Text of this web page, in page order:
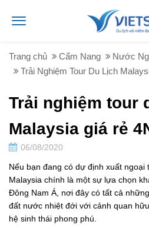
Trang chủ Cẩm Nang Nước
Trải Nghiệm Tour Du Lịch
Trải nghiệm tour
Malaysia giá rẻ
06/08/2020
Nếu bạn đang có dự định xuất
Malaysia chính là một sự lựa chọn
Đông Nam Á, nơi đây có tất cả
đất nước nhiệt đới với cảnh quan
hệ sinh thái phong phú.